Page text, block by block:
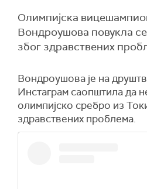
Олимпијска
Вондроушова повукла
због здравствених
Вондроушова је на
Инстаграм саопштила да
олимпијско сребро из
здравствених проблема.